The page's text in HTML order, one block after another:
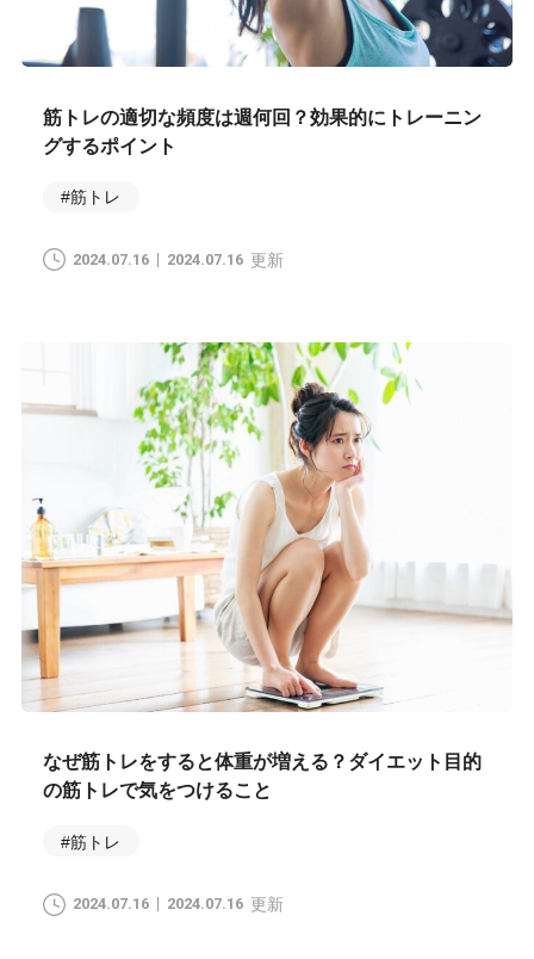
筋トレの適切な頻度は週何回？効果的にトレーニン
グするポイント
#筋トレ
2024.07.16 2024.07.16 更新
なぜ筋トレをすると体重が増える？ダイエット目的
の筋トレで気をつけること
#筋トレ
2024.07.16 2024.07.16 更新